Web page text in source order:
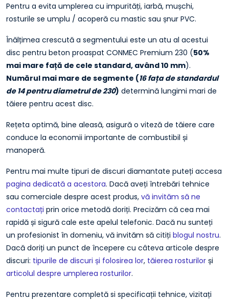
Pentru a evita umplerea cu impurități, iarbă, mușchi,
rosturile se umplu / acoperă cu mastic sau șnur PVC.
Înălțimea crescută a segmentului este un atu al acestui
disc pentru beton proaspat CONMEC Premium 230 (50%
mai mare față de cele standard, având 10 mm).
Numărul mai mare de segmente (16 fața de standardul
de 14 pentru diametrul de 230) determină lungimi mari de
tăiere pentru acest disc.
Rețeta optimă, bine aleasă, asigură o viteză de tăiere care
conduce la economii importante de combustibil și
manoperă.
Pentru mai multe tipuri de discuri diamantate puteți accesa
pagina dedicată a acestora. Dacă aveți întrebări tehnice
sau comerciale despre acest produs, vă invităm să ne
contactați prin orice metodă doriți. Precizăm că cea mai
rapidă și sigură cale este apelul telefonic. Dacă nu sunteți
un profesionist în domeniu, vă invităm să citiți blogul nostru.
Dacă doriți un punct de începere cu câteva articole despre
discuri: tipurile de discuri și folosirea lor, tăierea rosturilor și
articolul despre umplerea rosturilor.
Pentru prezentare completă si specificații tehnice, vizitați